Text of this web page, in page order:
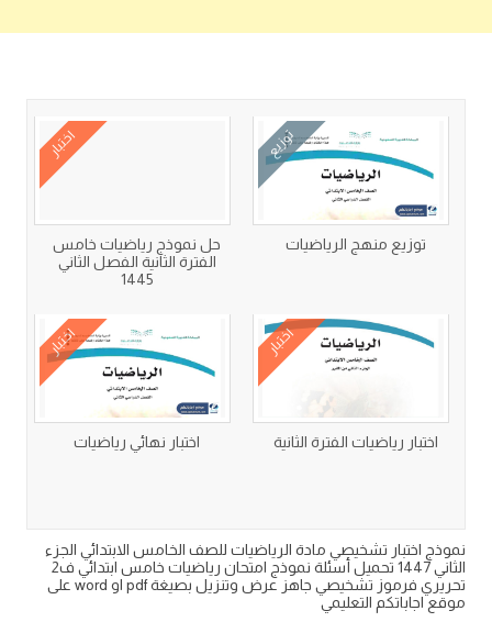
توزيع
توزيع منهج الرياضيات
اختبار
حل نموذج رياضيات خامس
الفترة الثانية الفصل الثاني
1445
اختبار
اختبار رياضيات الفترة الثانية
اختبار
اختبار نهائي رياضيات
نموذج اختبار تشخيصي مادة الرياضيات للصف الخامس الابتدائي الجزء
الثاني 1447 تحميل أسئلة نموذج امتحان رياضيات خامس ابتدائي ف2
تحريري فرموز تشخيصي جاهز عرض وتنزيل بصيغة pdf او word على
موقع اجاباتكم التعليمي